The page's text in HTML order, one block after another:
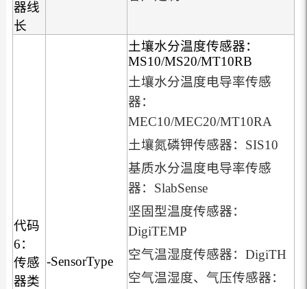
器线
长
代码
6：
传感
器类
-SensorType
土壤水分温度传感器：
MS10/MS20/MT10RB
土壤水分温度电导率传感
器：
MEC10/MEC20/MT10RA
土壤氮磷钾传感器：SIS10
基质水分温度电导率传感
器：SlabSense
坚固型温度传感器：
DigiTEMP
空气温湿度传感器：DigiTH
空气温湿度、气压传感器：